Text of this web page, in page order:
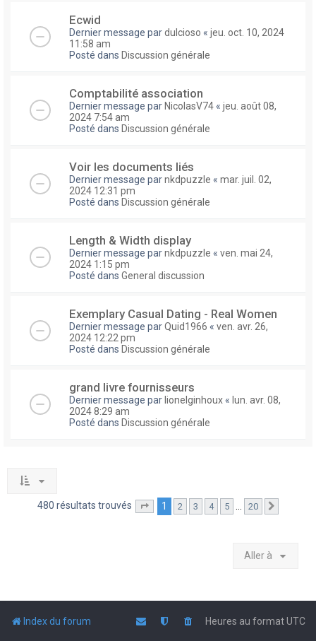
Ecwid
Dernier message pardulcioso « jeu. oct. 10, 2024
11:58 am
Posté dans Discussion générale
Comptabilité association
Dernier message par NicolasV74 « jeu. août 08,
2024 7:54 am
Posté dans Discussion générale
Voir les documents liés
Dernier message parnkdpuzzle « mar. juil. 02,
2024 12:31 pm
Posté dans Discussion générale
Length & Width display
Dernier message parnkdpuzzle « ven. mai 24,
2024 1:15 pm
Posté dans General discussion
Exemplary Сasual Dating - Real Women
Dernier message parQuid1966 « ven. avr. 26,
2024 12:22 pm
Posté dans Discussion générale
grand livre fournisseurs
Dernier message par lionelginhoux « lun. avr. 08,
2024 8:29 am
Posté dans Discussion générale
480 résultats trouvés Page sur20
1 2 3 4 5 … 20
Aller à
Index du forum Heures au formatUTC